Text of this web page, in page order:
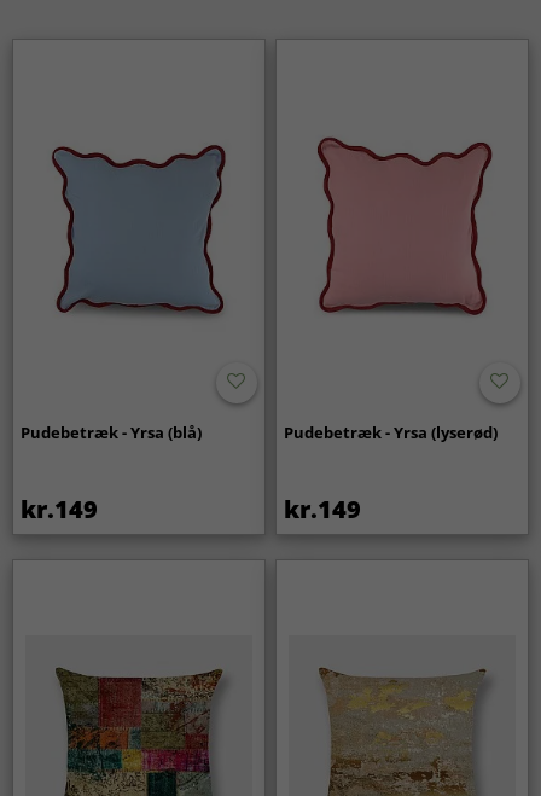
Pudebetræk - Yrsa (blå)
kr.149
Pudebetræk - Yrsa (lyserød)
kr.149